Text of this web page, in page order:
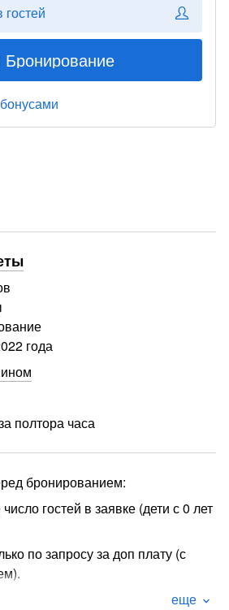
гостей
Бронирование
полтора часа
года
бронированием:
число гостей в заявке (дети с 0 лет
по запросу за доп плату (с
Очень простое и удобное в
еще